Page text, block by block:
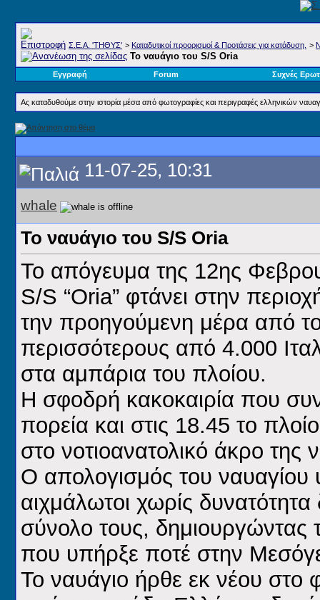
Σ.E.A. 'ΤΗΘΥΣ' > Καταδυτικοί προορισμοί & Προτάσεις για κατάδυση. >
Το ναυάγιο του S/S Oria
Εγγραφή Forum Συχνές
Ας καταδυθούμε στην ιστορία μέσα από φωτογραφίες και περιγραφές ελληνικών
11-07-25, 10:31
whale
Το ναυάγιο του S/S Oria
Το απόγευμα της 12ης
S/S “Oria” φτάνει στην
την προηγούμενη μέρα από
περισσότερους από 4.000
στα αμπάρια του πλοίου.
Η σφοδρή κακοκαιρία που
πορεία και στις 18.45 το
στο νοτιοανατολικό άκρο
Ο απολογισμός του ναυαγίου
αιχμάλωτοι χωρίς
σύνολο τους, δημιουργώντας
που υπήρξε ποτέ στην
Το ναυάγιο ήρθε εκ νέου